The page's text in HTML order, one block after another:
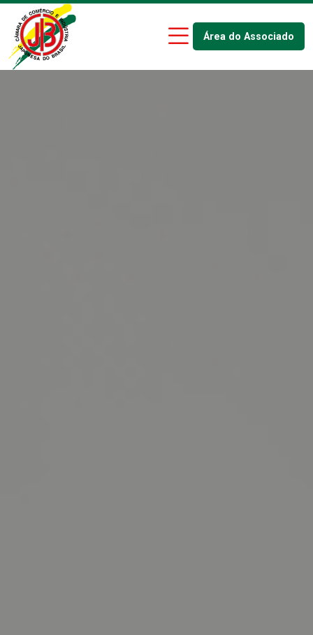
Área do Associado